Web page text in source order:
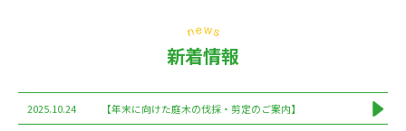
新着情報
2025.10.24 【年末に向けた庭木の伐採・剪定のご案内】